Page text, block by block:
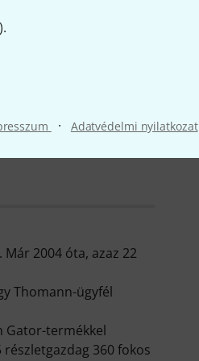
· Adatvédelmi nyilatkozat
2004 óta, azaz 22
Thomann-ügyfél
Gator-termékkel
360 fokos